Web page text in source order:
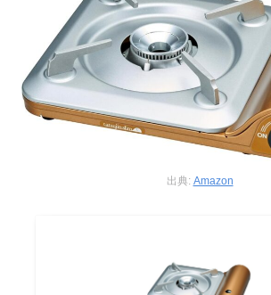
出典: Amazon